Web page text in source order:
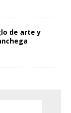
de arte y